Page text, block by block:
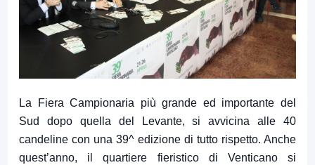
La Fiera Campionaria più grande ed importante del
Sud dopo quella del Levante, si avvicina alle 40
candeline con una 39^ edizione di tutto rispetto. Anche
quest’anno, il quartiere fieristico di Venticano si